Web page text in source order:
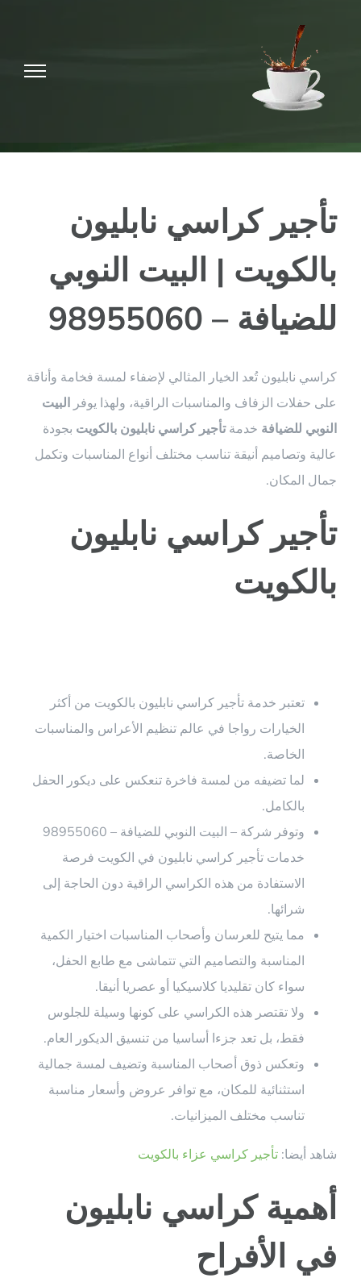
تأجير كراسي نابليون
بالكويت | البيت النوبي
للضيافة – 98955060
كراسي نابليون تُعد الخيار المثالي لإضفاء لمسة فخامة وأناقة
على حفلات الزفاف والمناسبات الراقية، ولهذا يوفر البيت
النوبي للضيافة خدمةتأجير كراسي نابليون بالكويت بجودة
عالية وتصاميم أنيقة تناسب مختلف أنواع المناسبات وتكمل
جمال المكان.
تأجير كراسي نابليون
بالكويت
تعتبر خدمة تأجير كراسي نابليون بالكويت من أكثر
الخيارات رواجا في عالم تنظيم الأعراس والمناسبات
الخاصة.
لما تضيفه من لمسة فاخرة تنعكس على ديكور الحفل
بالكامل.
وتوفر شركة – البيت النوبي للضيافة – 98955060
خدمات تأجير كراسي نابليون في الكويت فرصة
الاستفادة من هذه الكراسي الراقية دون الحاجة إلى
شرائها.
مما يتيح للعرسان وأصحاب المناسبات اختيار الكمية
المناسبة والتصاميم التي تتماشى مع طابع الحفل،
سواء كان تقليديا كلاسيكيا أو عصريا أنيقا.
ولا تقتصر هذه الكراسي على كونها وسيلة للجلوس
فقط، بل تعد جزءا أساسيا من تنسيق الديكور العام.
وتعكس ذوق أصحاب المناسبة وتضيف لمسة جمالية
استثنائية للمكان، مع توافر عروض وأسعار مناسبة
تناسب مختلف الميزانيات.
شاهد أيضا: تأجير كراسي عزاء بالكويت
أهمية كراسي نابليون
في الأفراح